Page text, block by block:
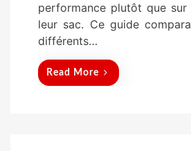
performance plutôt que
leur sac. Ce guide
différents…
Read More